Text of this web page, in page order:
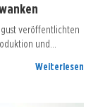
veröffentlichten
und…
Weiterlesen